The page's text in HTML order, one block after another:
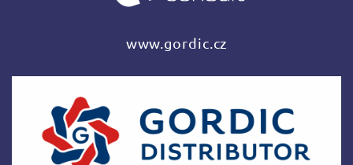
www.gordic.cz